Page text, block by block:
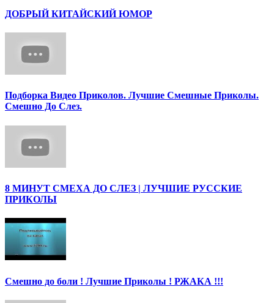
ДОБРЫЙ КИТАЙСКИЙ ЮМОР
Подборка Видео Приколов. Лучшие Смешные Приколы.
Смешно До Слез.
8 МИНУТ СМЕХА ДО СЛЕЗ | ЛУЧШИЕ РУССКИЕ
ПРИКОЛЫ
Смешно до боли ! Лучшие Приколы ! РЖАКА !!!